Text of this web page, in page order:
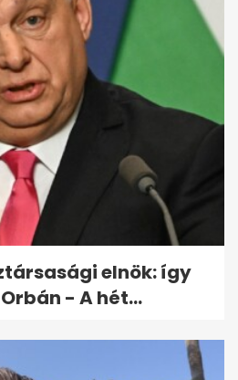
elnök: így
- A hét...